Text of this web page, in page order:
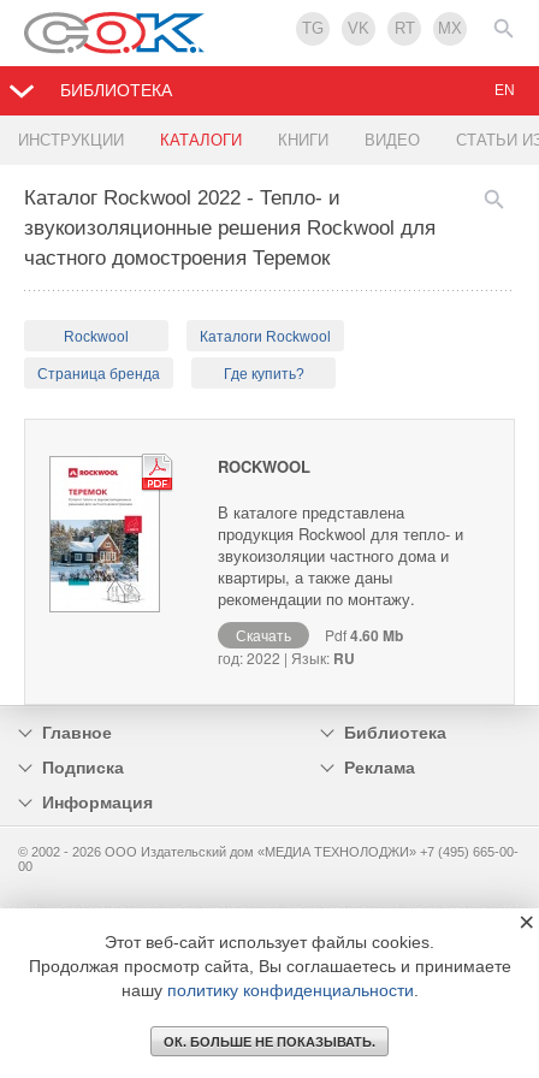
TG VK RT MX
БИБЛИОТЕКА
ИНСТРУКЦИИ КАТАЛОГИ КНИГИ ВИДЕО СТАТЬИ
EN
Каталог Rockwool 2022 - Тепло- и
звукоизоляционные решения Rockwool для
частного домостроения Теремок
Rockwool Каталоги Rockwool
Страница бренда Где купить?
ROCKWOOL
В каталоге представлена
продукция Rockwool для тепло- и
звукоизоляции частного дома и
квартиры, а также даны
рекомендации по монтажу.
Скачать Pdf4.60 Mb
год: 2022 | Язык: RU
Главное
Библиотека
Подписка
Реклама
Информация
© 2002 - 2026 OOO Издательский дом «МЕДИА ТЕХНОЛОДЖИ» +7 (495) 665-00-
00
Этот веб-сайт использует файлы cookies.
Продолжая просмотр сайта, Вы соглашаетесь и принимаете
нашу политику конфиденциальности
ОК. БОЛЬШЕ НЕ ПОКАЗЫВАТЬ.
×